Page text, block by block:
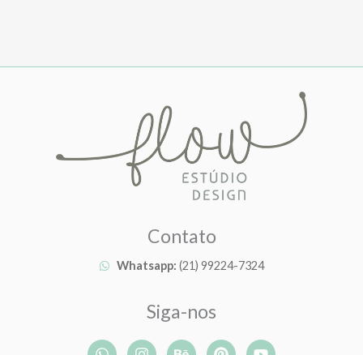
Contato
Whatsapp: (21) 99224-7324
Siga-nos
W
I
B
P
Y